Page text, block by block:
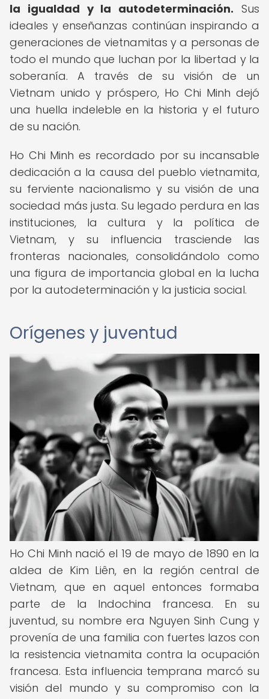
la igualdad y la autodeterminación. Sus
ideales y enseñanzas continúan inspirando a
generaciones de vietnamitas y a personas de
todo el mundo que luchan por la libertad y la
soberanía. A través de su visión de un
Vietnam unido y próspero, Ho Chi Minh dejó
una huella indeleble en la historia y el futuro
de su nación.
Ho Chi Minh es recordado por su incansable
dedicación a la causa del pueblo vietnamita,
su ferviente nacionalismo y su visión de una
sociedad más justa. Su legado perdura en las
instituciones, la cultura y la política de
Vietnam, y su influencia trasciende las
fronteras nacionales, consolidándolo como
una figura de importancia global en la lucha
por la autodeterminación y la justicia social.
Orígenes y juventud
Ho Chi Minh nació el 19 de mayo de 1890 en la
aldea de Kim Liên, en la región central de
Vietnam, que en aquel entonces formaba
parte de la Indochina francesa. En su
juventud, su nombre era Nguyen Sinh Cung y
provenía de una familia con fuertes lazos con
la resistencia vietnamita contra la ocupación
francesa. Esta influencia temprana marcó su
visión del mundo y su compromiso con la